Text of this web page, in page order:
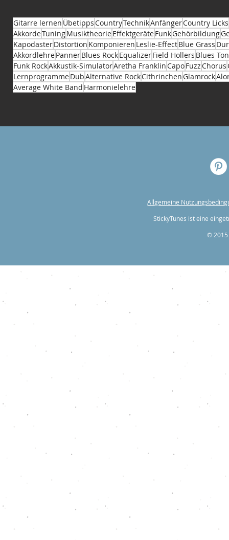
Gitarre lernen ÜbetippsCountryTechnikAnfängerCountry Licks
AkkordeTuningMusiktheorieEffektgeräteFunkGehörbildung
KapodasterDistortion Komponieren Leslie-EffectBlue Grass
AkkordlehrePannerBlues RockEqualizerField Hollers Blues
Funk RockAkkustik-SimulatorAretha FranklinCapoFuzzChorus
LernprogrammeDubAlternative RockCithrinchenGlamrock
Average White Band Harmonielehre
Allgemeine
StickyTunes ist eine
©